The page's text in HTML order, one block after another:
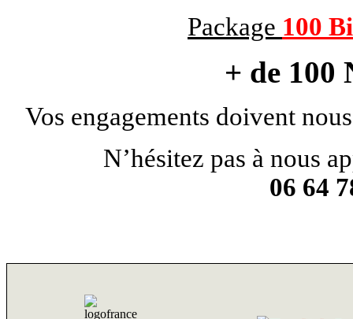
Package 100
+ de 100
Vos engagements doivent
N’hésitez pas à nous
06 64